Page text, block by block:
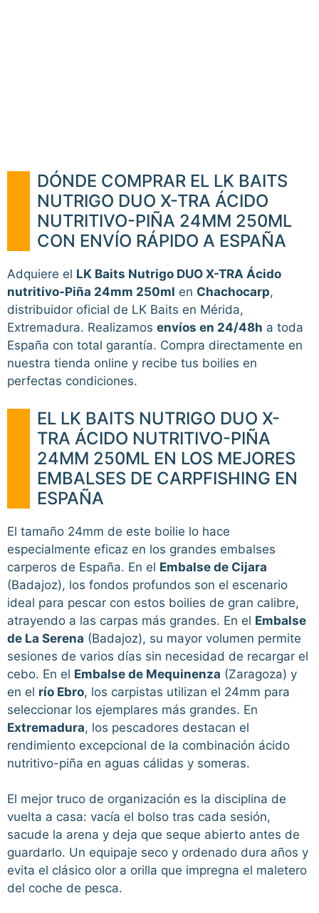
DÓNDE COMPRAR EL LK BAITS
NUTRIGO DUO X-TRA ÁCIDO
NUTRITIVO-PIÑA 24MM 250ML
CON ENVÍO RÁPIDO A ESPAÑA
Adquiere el LK Baits Nutrigo DUO X-TRA Ácido
nutritivo-Piña 24mm 250ml en Chachocarp,
distribuidor oficial de LK Baits en Mérida,
Extremadura. Realizamos envíos en 24/48h a toda
España con total garantía. Compra directamente en
nuestra tienda online y recibe tus boilies en
perfectas condiciones.
EL LK BAITS NUTRIGO DUO X-
TRA ÁCIDO NUTRITIVO-PIÑA
24MM 250ML EN LOS MEJORES
EMBALSES DE CARPFISHING EN
ESPAÑA
El tamaño 24mm de este boilie lo hace
especialmente eficaz en los grandes embalses
carperos de España. En el Embalse de Cijara
(Badajoz), los fondos profundos son el escenario
ideal para pescar con estos boilies de gran calibre,
atrayendo a las carpas más grandes. En el Embalse
de La Serena (Badajoz), su mayor volumen permite
sesiones de varios días sin necesidad de recargar el
cebo. En el Embalse de Mequinenza (Zaragoza) y
en el río Ebro, los carpistas utilizan el 24mm para
seleccionar los ejemplares más grandes. En
Extremadura, los pescadores destacan el
rendimiento excepcional de la combinación ácido
nutritivo-piña en aguas cálidas y someras.
El mejor truco de organización es la disciplina de
vuelta a casa: vacía el bolso tras cada sesión,
sacude la arena y deja que seque abierto antes de
guardarlo. Un equipaje seco y ordenado dura años y
evita el clásico olor a orilla que impregna el maletero
del coche de pesca.